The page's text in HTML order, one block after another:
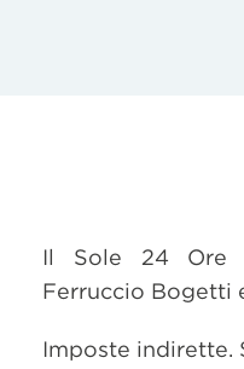
Il Sole 24 Ore
Ferruccio Bogetti
Imposte indirette.